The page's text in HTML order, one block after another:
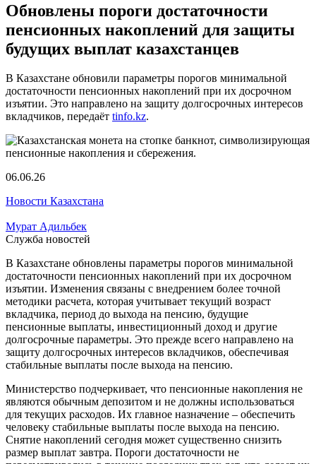
Обновлены пороги достаточности
пенсионных накоплений для защиты
будущих выплат казахстанцев
В Казахстане обновили параметры порогов минимальной
достаточности пенсионных накоплений при их досрочном
изъятии. Это направлено на защиту долгосрочных интересов
вкладчиков, передаёт tinfo.kz.
06.06.26
Новости Казахстана
Мурат Адильбек
Служба новостей
В Казахстане обновлены параметры порогов минимальной
достаточности пенсионных накоплений при их досрочном
изъятии. Изменения связаны с внедрением более точной
методики расчета, которая учитывает текущий возраст
вкладчика, период до выхода на пенсию, будущие
пенсионные выплаты, инвестиционный доход и другие
долгосрочные параметры. Это прежде всего направлено на
защиту долгосрочных интересов вкладчиков, обеспечивая
стабильные выплаты после выхода на пенсию.
Министерство подчеркивает, что пенсионные накопления не
являются обычным депозитом и не должны использоваться
для текущих расходов. Их главное назначение – обеспечить
человеку стабильные выплаты после выхода на пенсию.
Снятие накоплений сегодня может существенно снизить
размер выплат завтра. Пороги достаточности не